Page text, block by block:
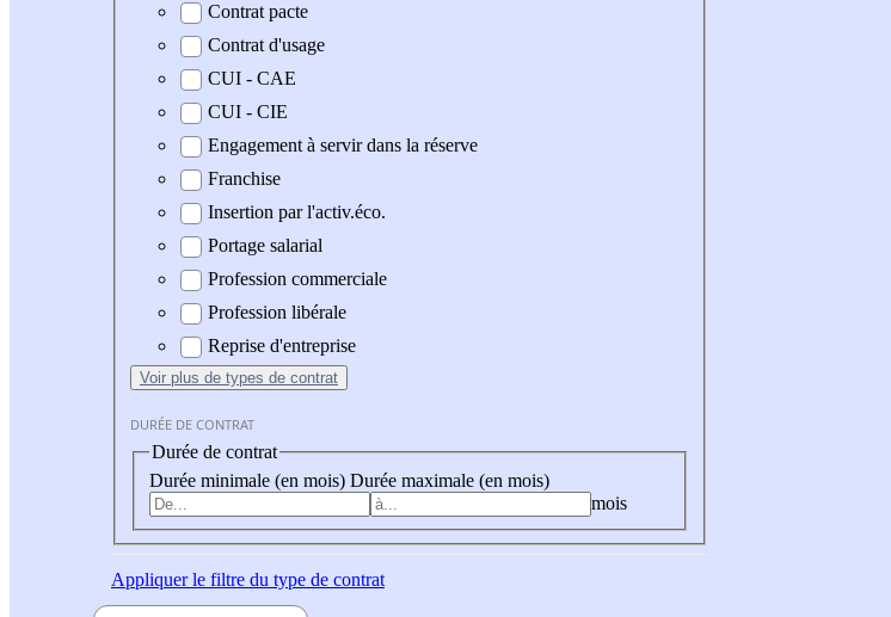
Contrat pacte
Contrat d'usage
CUI - CAE
CUI - CIE
Engagement à servir dans la réserve
Franchise
Insertion par l'activ.éco.
Portage salarial
Profession commerciale
Profession libérale
Reprise d'entreprise
Voir plus de types de contrat
DURÉE DE CONTRAT
Durée de contrat
Durée minimale (en mois) Durée maximale (en mois)
mois
Appliquerle filtre du type de contrat